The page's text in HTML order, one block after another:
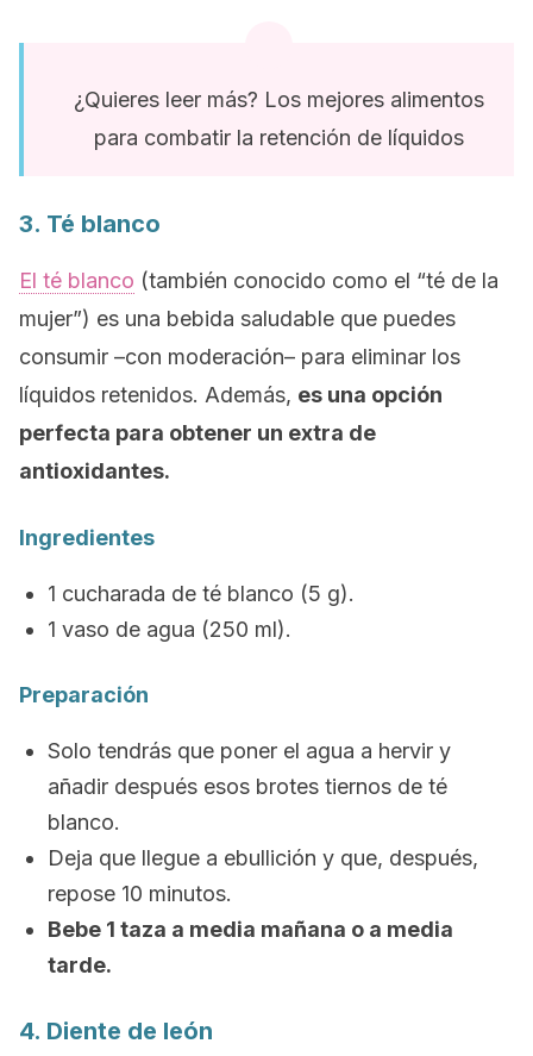
¿Quieres leer más? Los mejores alimentos
para combatir la retención de líquidos
3. Té blanco
El té blanco (también conocido como el “té de la
mujer”) es una bebida saludable que puedes
consumir –con moderación– para eliminar los
líquidos retenidos. Además, es una opción
perfecta para obtener un extra de
antioxidantes.
Ingredientes
1 cucharada de té blanco (5 g).
1 vaso de agua (250 ml).
Preparación
Solo tendrás que poner el agua a hervir y
añadir después esos brotes tiernos de té
blanco.
Deja que llegue a ebullición y que, después,
repose 10 minutos.
Bebe 1 taza a media mañana o a media
tarde.
4. Diente de león